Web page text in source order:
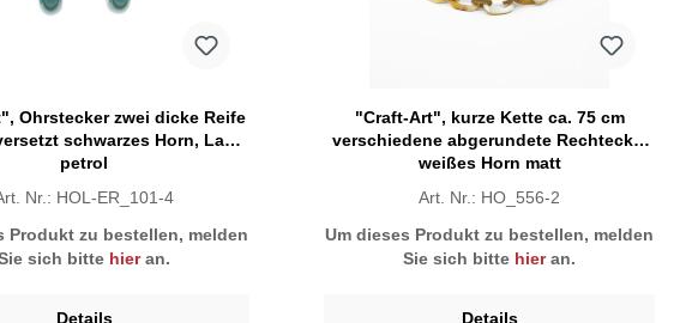
Ohrstecker zwei dicke Reife
schwarzes Horn, Lack
petrol
Nr.: HOL-ER_101-4
Produkt zu bestellen, melden
sich bitte hieran.
Details
"Craft-Art", kurze Kette ca. 75 cm
verschiedene abgerundete Rechtecke,
weißes Horn matt
Art. Nr.: HO_556-2
Um dieses Produkt zu bestellen, melden
Sie sich bitte hieran.
Details